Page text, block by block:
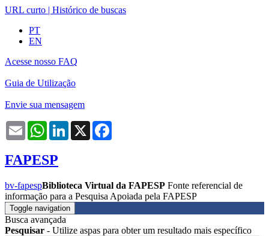
URL curto | Histórico de buscas
PT
EN
Acesse nosso FAQ
Guia de Utilização
Envie sua mensagem
Email WhatsAppLinkedIn
X
FAPESP
bv-fapespBiblioteca Virtual da FAPESP Fonte referencial de
informação para a Pesquisa Apoiada pela FAPESP
Toggle navigation
Busca avançada
Pesquisar - Utilize aspas para obter um resultado mais específico